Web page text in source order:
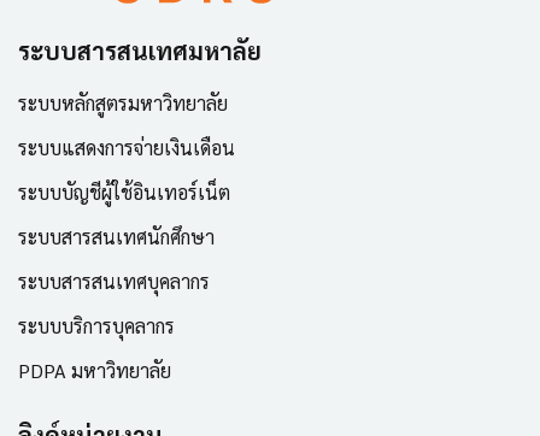
ระบบสารสนเทศมหาลัย
ระบบหลักสูตรมหาวิทยาลัย
ระบบแสดงการจ่ายเงินเดือน
ระบบบัญชีผู้ใช้อินเทอร์เน็ต
ระบบสารสนเทศนักศึกษา
ระบบสารสนเทศบุคลากร
ระบบบริการบุคลากร
PDPA มหาวิทยาลัย